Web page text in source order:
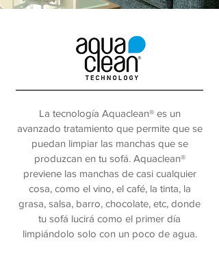
La tecnología Aquaclean® es un
avanzado tratamiento que permite que se
puedan limpiar las manchas que se
produzcan en tu sofá. Aquaclean®
previene las manchas de casi cualquier
cosa, como el vino, el café, la tinta, la
grasa, salsa, barro, chocolate, etc, donde
tu sofá lucirá como el primer día
limpiándolo solo con un poco de agua.